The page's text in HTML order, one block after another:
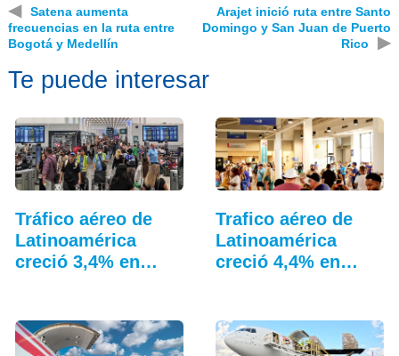
◀
Satena aumenta
frecuencias en la ruta entre
Bogotá y Medellín
Arajet inició ruta entre Santo
Domingo y San Juan de Puerto
Rico
▶
Te puede interesar
Tráfico aéreo de
Latinoamérica
creció 3,4% en
Trafico aéreo de
Latinoamérica
creció 4,4% en